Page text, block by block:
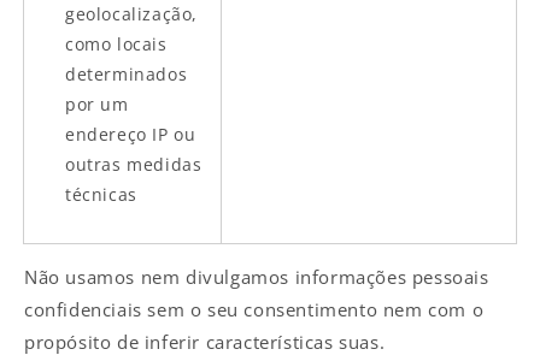
geolocalização,
como locais
determinados
por um
endereço IP ou
outras medidas
técnicas
Não usamos nem divulgamos informações pessoais
confidenciais sem o seu consentimento nem com o
propósito de inferir características suas.